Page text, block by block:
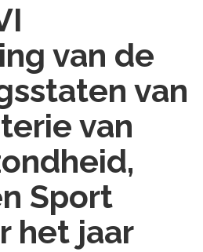
van de
van
van
Sport
het jaar